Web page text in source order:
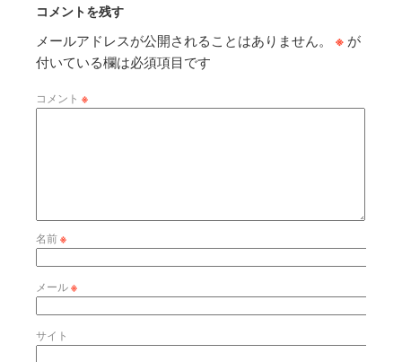
コメントを残す
メールアドレスが公開されることはありません。 ※ が
付いている欄は必須項目です
コメント ※
名前※
メール※
サイト